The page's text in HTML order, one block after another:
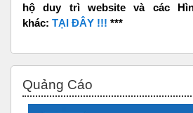
hộ duy trì website và các
khác: TẠI ĐÂY !!! ***
Quảng Cáo